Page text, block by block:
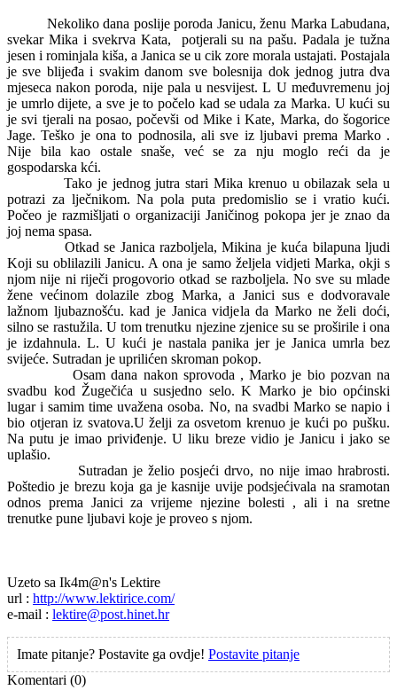
Nekoliko dana poslije poroda Janicu, ženu Marka Labudana,
svekar Mika i svekrva Kata,
potjerali su na pašu. Padala je tužna
jesen i rominjala kiša, a Janica se u cik zore morala ustajati. Postajala
je sve blijeđa i svakim danom sve bolesnija dok jednog jutra dva
mjeseca nakon poroda, nije pala u nesvijest.L U međuvremenu joj
je umrlo dijete, a sve je to počelo kad se udala za Marka. U kući su
je svi tjerali na posao, počevši od Mike i Kate, Marka, do šogorice
Jage. Teško je ona to podnosila, ali sve iz ljubavi prema Marko .
Nije bila kao ostale snaše, već se za nju moglo reći da je
gospodarska kći.
Tako je jednog jutra stari Mika krenuo u obilazak sela u
potrazi za lječnikom. Na pola puta predomislio se i vratio kući.
Počeo je razmišljati o organizaciji Janičinog pokopa jer je znao da
joj nema spasa.
Otkad se Janica razboljela, Mikina je kuća bilapuna ljudi
Koji su oblilazili Janicu. A ona je samo željela vidjeti Marka, okji s
njom nije ni riječi progovorio otkad se razboljela. No sve su mlade
žene većinom dolazile zbog Marka, a Janici sus e dodvoravale
lažnom ljubaznošću. kad je Janica vidjela da Marko ne želi doći,
silno se rastužila. U tom trenutku njezine zjenice su se proširile i ona
je izdahnula. L. U kući je nastala panika jer je Janica umrla bez
svijeće. Sutradan je uprilićen skroman pokop.
Osam dana nakon sprovoda , Marko je bio pozvan na
svadbu kod Žugečića u susjedno selo. K Marko je bio općinski
lugar i samim time uvažena osoba. No, na svadbi Marko se napio i
bio otjeran iz svatova.U želji za osvetom krenuo je kući po pušku.
Na putu je imao priviđenje. U liku breze vidio je Janicu i jako se
uplašio.
Sutradan je želio posjeći drvo, no nije imao hrabrosti.
Poštedio je brezu koja ga je kasnije uvije podsjećivala na sramotan
odnos prema Janici za vrijeme njezine bolesti , ali i na sretne
trenutke pune ljubavi koje je proveo s njom.
Uzeto sa Ik4m@n's Lektire
url : http://www.lektirice.com/
e-mail : lektire@post.hinet.hr
Imate pitanje? Postavite ga ovdje! Postavite pitanje
Komentari (0)